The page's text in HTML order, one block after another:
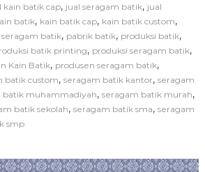
a
i
P
r
o
d
u
e
i
kain batik cap, jual seragam batik, jual
batik, kain batik cap, kain batik custom,
seragam batik, pabrik batik, produksi batik,
batik printing, produksi seragam batik,
Kain Batik, produsen seragam batik,
batik custom, seragam batik kantor, seragam
batik muhammadiyah, seragam batik murah,
batik sekolah, seragam batik sma, seragam
smp